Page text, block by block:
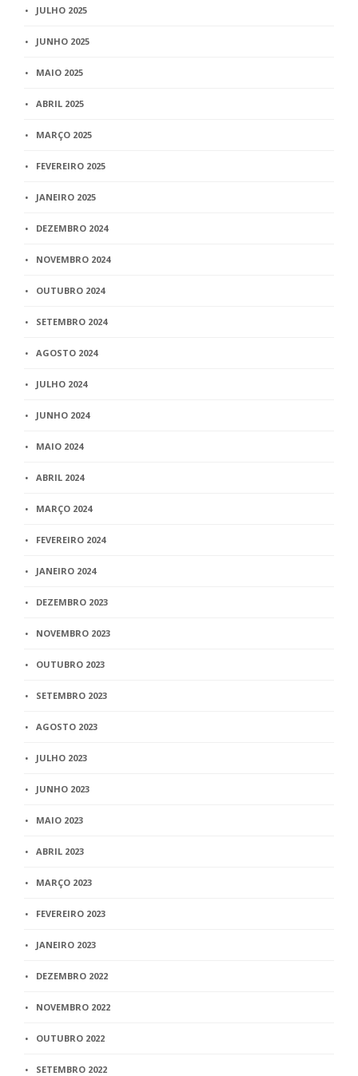
JULHO 2025
JUNHO 2025
MAIO 2025
ABRIL 2025
MARÇO 2025
FEVEREIRO 2025
JANEIRO 2025
DEZEMBRO 2024
NOVEMBRO 2024
OUTUBRO 2024
SETEMBRO 2024
AGOSTO 2024
JULHO 2024
JUNHO 2024
MAIO 2024
ABRIL 2024
MARÇO 2024
FEVEREIRO 2024
JANEIRO 2024
DEZEMBRO 2023
NOVEMBRO 2023
OUTUBRO 2023
SETEMBRO 2023
AGOSTO 2023
JULHO 2023
JUNHO 2023
MAIO 2023
ABRIL 2023
MARÇO 2023
FEVEREIRO 2023
JANEIRO 2023
DEZEMBRO 2022
NOVEMBRO 2022
OUTUBRO 2022
SETEMBRO 2022